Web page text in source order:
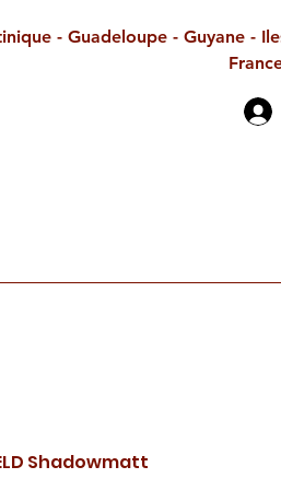
- Guadeloupe - Guyane -
Shadowmatt